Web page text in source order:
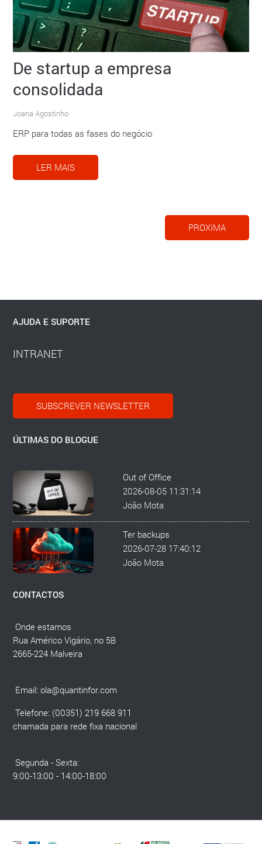
De startup a empresa
consolidada
Joana Agostinho
ERP para todas as fases do negócio
LER MAIS
PROXIMA
AJUDA E SUPORTE
INTRANET
SUBSCREVER NEWSLETTER
ÚLTIMAS DO BLOGUE
Out of Office
2026-08-05 11:31:14
João Mota
Ter backups
2026-07-28 17:40:12
João Mota
CONTACTOS
Onde estamos
Rua Américo Vigário, no 5B
2665-224 Malveira
Email:ola@quantinfor.com
Telefone: (00351) 219 668 911
chamada para rede fixa nacional
Segunda - Sexta:
9:00-13:00 - 14:00-18:00